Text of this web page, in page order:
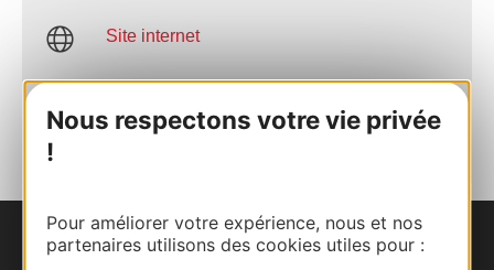
Nous respectons votre vie privée
!
Pour améliorer votre expérience, nous et nos
partenaires utilisons des cookies utiles pour :
Site internet
AU CARNET
Nous contacter